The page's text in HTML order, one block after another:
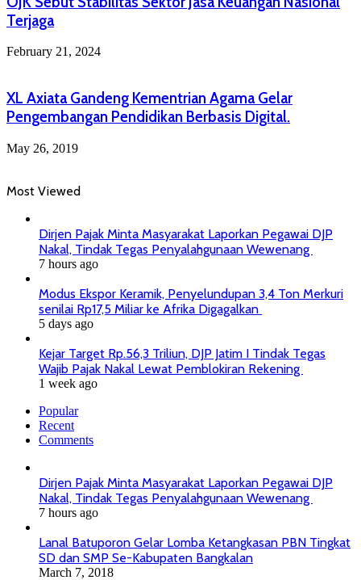
Terjaga
February 21, 2024
XL Axiata Gandeng Kementrian Agama Gelar
Pengembangan Pendidikan Berbasis Digital.
May 26, 2019
Most Viewed
Dirjen Pajak Minta Masyarakat Laporkan Pegawai DJP
Nakal, Tindak Tegas Penyalahgunaan Wewenang
7 hours ago
Modus Ekspor Keramik, Penyelundupan 3,4 Ton Merkuri
senilai Rp17,5 Miliar ke Afrika Digagalkan
5 days ago
Kejar Target Rp.56,3 Triliun, DJP Jatim I Tindak Tegas
Wajib Pajak Nakal Lewat Pemblokiran Rekening
1 week ago
Popular
Recent
Comments
Dirjen Pajak Minta Masyarakat Laporkan Pegawai DJP
Nakal, Tindak Tegas Penyalahgunaan Wewenang
7 hours ago
Lanal Batuporon Gelar Lomba Ketangkasan PBN Tingkat
SD dan SMP Se-Kabupaten Bangkalan
March 7, 2018